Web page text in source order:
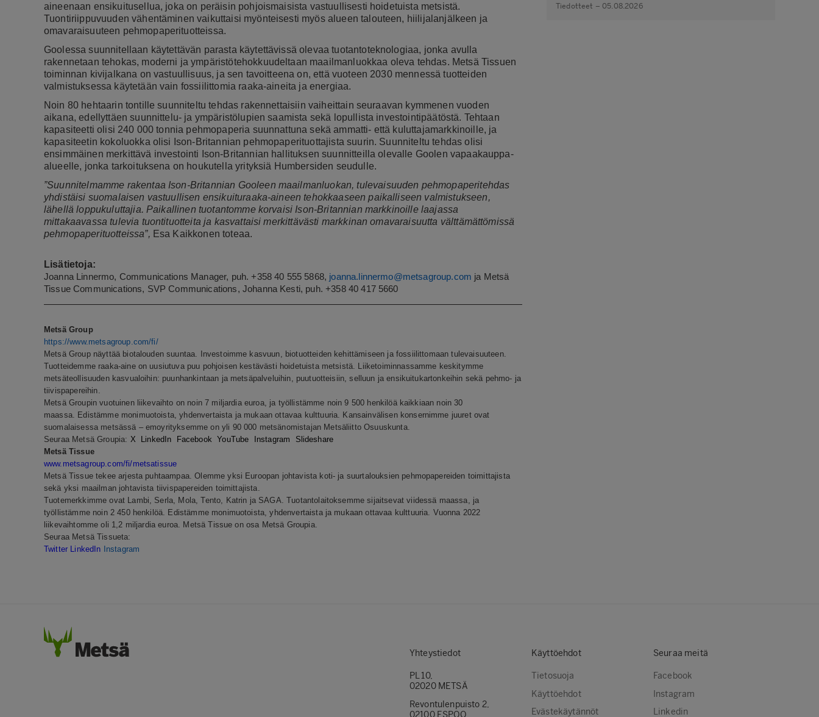
aineenaan ensikuitusellua, joka on peräisin pohjoismaisista vastuullisesti hoidetuista metsistä.
Tuontiriippuvuuden vähentäminen vaikuttaisi myönteisesti myös alueen talouteen, hiilijalanjälkeen ja
omavaraisuuteen pehmopaperituotteissa.
Goolessa suunnitellaan käytettävän parasta käytettävissä olevaa tuotantoteknologiaa, jonka avulla
rakennetaan tehokas, moderni ja ympäristötehokkuudeltaan maailmanluokkaa oleva tehdas. Metsä Tissuen
toiminnan kivijalkana on vastuullisuus, ja sen tavoitteena on, että vuoteen 2030 mennessä tuotteiden
valmistuksessa käytetään vain fossiilittomia raaka-aineita ja energiaa.
Noin 80 hehtaarin tontille suunniteltu tehdas rakennettaisiin vaiheittain seuraavan kymmenen vuoden
aikana, edellyttäen suunnittelu- ja ympäristölupien saamista sekä lopullista investointipäätöstä. Tehtaan
kapasiteetti olisi 240 000 tonnia pehmopaperia suunnattuna sekä ammatti- että kuluttajamarkkinoille, ja
kapasiteetin kokoluokka olisi Ison-Britannian pehmopaperituottajista suurin. Suunniteltu tehdas olisi
ensimmäinen merkittävä investointi Ison-Britannian hallituksen suunnitteilla olevalle Goolen vapaakauppa-
alueelle, jonka tarkoituksena on houkutella yrityksiä Humbersiden seudulle.
”Suunnitelmamme rakentaa Ison-Britannian Gooleen maailmanluokan, tulevaisuuden pehmopaperitehdas
yhdistäisi suomalaisen vastuullisen ensikuituraaka-aineen tehokkaaseen paikalliseen valmistukseen,
lähellä loppukuluttajia. Paikallinen tuotantomme korvaisi Ison-Britannian markkinoille laajassa
mittakaavassa tulevia tuontituotteita ja kasvattaisi merkittävästi markkinan omavaraisuutta välttämättömissä
pehmopaperituotteissa”, Esa Kaikkonen toteaa.
Lisätietoja:
Joanna Linnermo, Communications Manager, puh. +358 40 555 5868, joanna.linnermo@metsagroup.com ja Metsä
Tissue Communications, SVP Communications, Johanna Kesti, puh. +358 40 417 5660
Metsä Group
https://www.metsagroup.com/fi/
Metsä Group näyttää biotalouden suuntaa. Investoimme kasvuun, biotuotteiden kehittämiseen ja fossiilittomaan tulevaisuuteen.
Tuotteidemme raaka-aine on uusiutuva puu pohjoisen kestävästi hoidetuista metsistä. Liiketoiminnassamme keskitymme
metsäteollisuuden kasvualoihin: puunhankintaan ja metsäpalveluihin, puutuotteisiin, selluun ja ensikuitukartonkeihin sekä pehmo- ja
tiivispapereihin.
Metsä Groupin vuotuinen liikevaihto on noin 7 miljardia euroa, ja työllistämme noin 9 500 henkilöä kaikkiaan noin 30
maassa. Edistämme monimuotoista, yhdenvertaista ja mukaan ottavaa kulttuuria.
Kansainvälisen konsernimme juuret ovat
suomalaisessa metsässä – emoyrityksemme on yli 90 000 metsänomistajan Metsäliitto Osuuskunta.
Seuraa Metsä Groupia: X LinkedIn Facebook YouTube Instagram
Slideshare
Metsä Tissue
www.metsagroup.com/fi/metsatissue
Metsä Tissue tekee arjesta puhtaampaa. Olemme yksi Euroopan johtavista koti- ja suurtalouksien pehmopapereiden toimittajista
sekä yksi maailman johtavista tiivispapereiden toimittajista.
Tuotemerkkimme ovat Lambi, Serla, Mola, Tento, Katrin ja SAGA. Tuotantolaitoksemme sijaitsevat viidessä maassa, ja
työllistämme noin 2 450 henkilöä. Edistämme monimuotoista, yhdenvertaista ja mukaan ottavaa kulttuuria. Vuonna 2022
liikevaihtomme oli 1,2 miljardia euroa. Metsä Tissue on osa Metsä Groupia.
Seuraa Metsä Tissueta:
Twitter
LinkedIn Instagram
Tiedotteet – 05.08.2026
Yhteystiedot
PL 10,
02020 METSÄ
Revontulenpuisto 2,
02100 ESPOO
Käyttöehdot
Tietosuoja
Käyttöehdot
Evästekäytännöt
Seuraa meitä
Facebook
Instagram
Linkedin